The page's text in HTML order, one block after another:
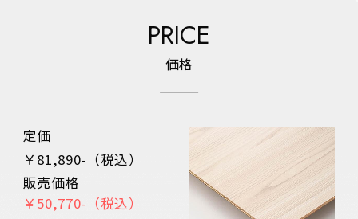
PRICE
価格
定価
￥81,890-（税込）
販売価格
￥50,770-（税込）